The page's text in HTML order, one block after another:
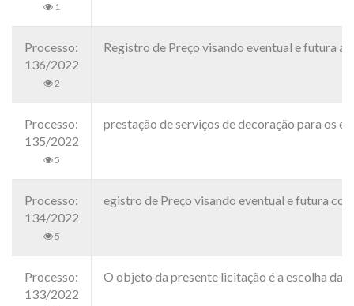
1
Processo:
136/2022
2
Registro de Preço visando eventual e futura
Processo:
135/2022
5
prestação de serviços de decoração para os
Processo:
134/2022
5
egistro de Preço visando eventual e futura
Processo:
133/2022
O objeto da presente licitação é a escolha da